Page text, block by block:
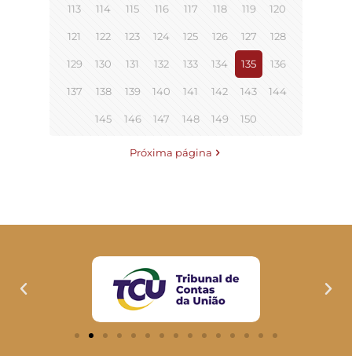
113 114 115 116 117 118 119 120
121 122 123 124 125 126 127 128
129 130 131 132 133 134 135 136
137 138 139 140 141 142 143 144
145 146 147 148 149 150
Próxima página